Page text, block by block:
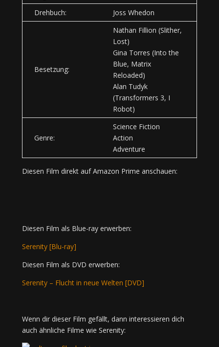
Drehbuch:
Joss Whedon
Besetzung:
Nathan Fillion (Slither,
Lost)
Gina Torres (Into the
Blue, Matrix
Reloaded)
Alan Tudyk
(Transformers 3, I
Robot)
Genre:
Science Fiction
Action
Adventure
Diesen Film direkt auf Amazon Prime anschauen:
Diesen Film als Blue-ray erwerben:
Serenity [Blu-ray]
Diesen Film als DVD erwerben:
Serenity – Flucht in neue Welten [DVD]
Wenn dir dieser Film gefällt, dann interessieren dich
auch ähnliche Filme wie Serenity: